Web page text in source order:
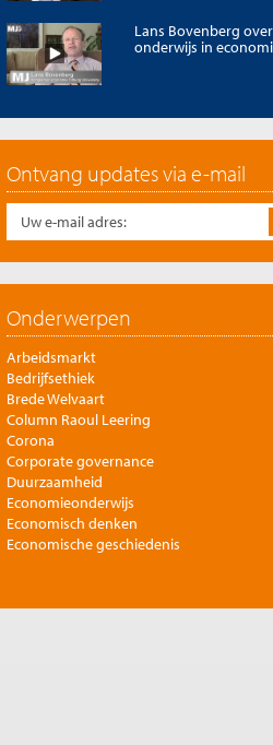
Lans Bovenberg
onderwijs in
Ontvang updates via e-mail
Onderwerpen
Arbeidsmarkt
Bedrijfsethiek
Brede Welvaart
Column Raoul Leering
Corona
Corporate governance
Duurzaamheid
Economieonderwijs
Economisch denken
Economische geschiedenis
Filosofie en economie